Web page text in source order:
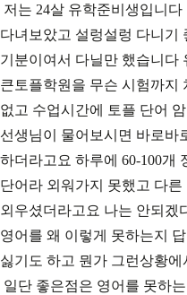
저는 24살 유학준비생입니
다녀보았고 설렁설렁 다니기
기분이여서 다닐만 했습니다
큰토플학원을 무슨 시험까지
없고 수업시간에 토플 단어
선생님이 물어보시면 바로바
하더라고요 하루에 60-100개
단어라 외워가지 못했고 다
외우셨더라고요 나는 안되겠
영어를 왜 이렇게 못하는지
싫기도 하고 뭔가 그런상황
일단 좋은점은 영어를 못하